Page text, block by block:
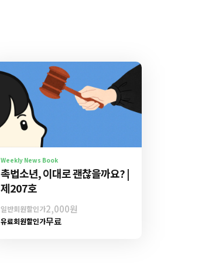
Weekly News Book
촉법소년, 이대로 괜찮을까요? |
제207호
일반회원할인가2,000원
유료회원할인가무료